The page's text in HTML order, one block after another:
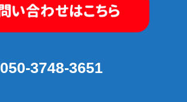
050-3748-3651